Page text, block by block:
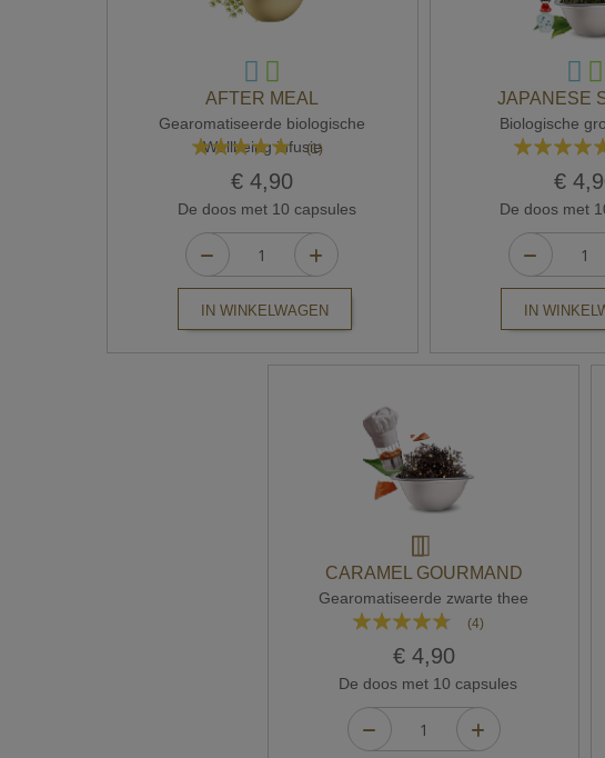
AFTER MEAL
Gearomatiseerde biologische
Wellbeing infusie
Waardering:
(1)
€ 4,90
De doos met 10 capsules
IN WINKELWAGEN
JAPANESE
Biologische
Waardering:
€
De doos met
IN
CARAMEL GOURMAND
Gearomatiseerde zwarte thee
Waardering:
(4)
€ 4,90
De doos met 10 capsules